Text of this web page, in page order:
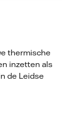
thermische
inzetten als
de Leidse